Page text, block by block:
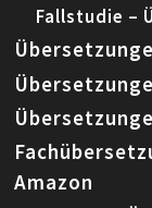
Fallstudie –
Amazon